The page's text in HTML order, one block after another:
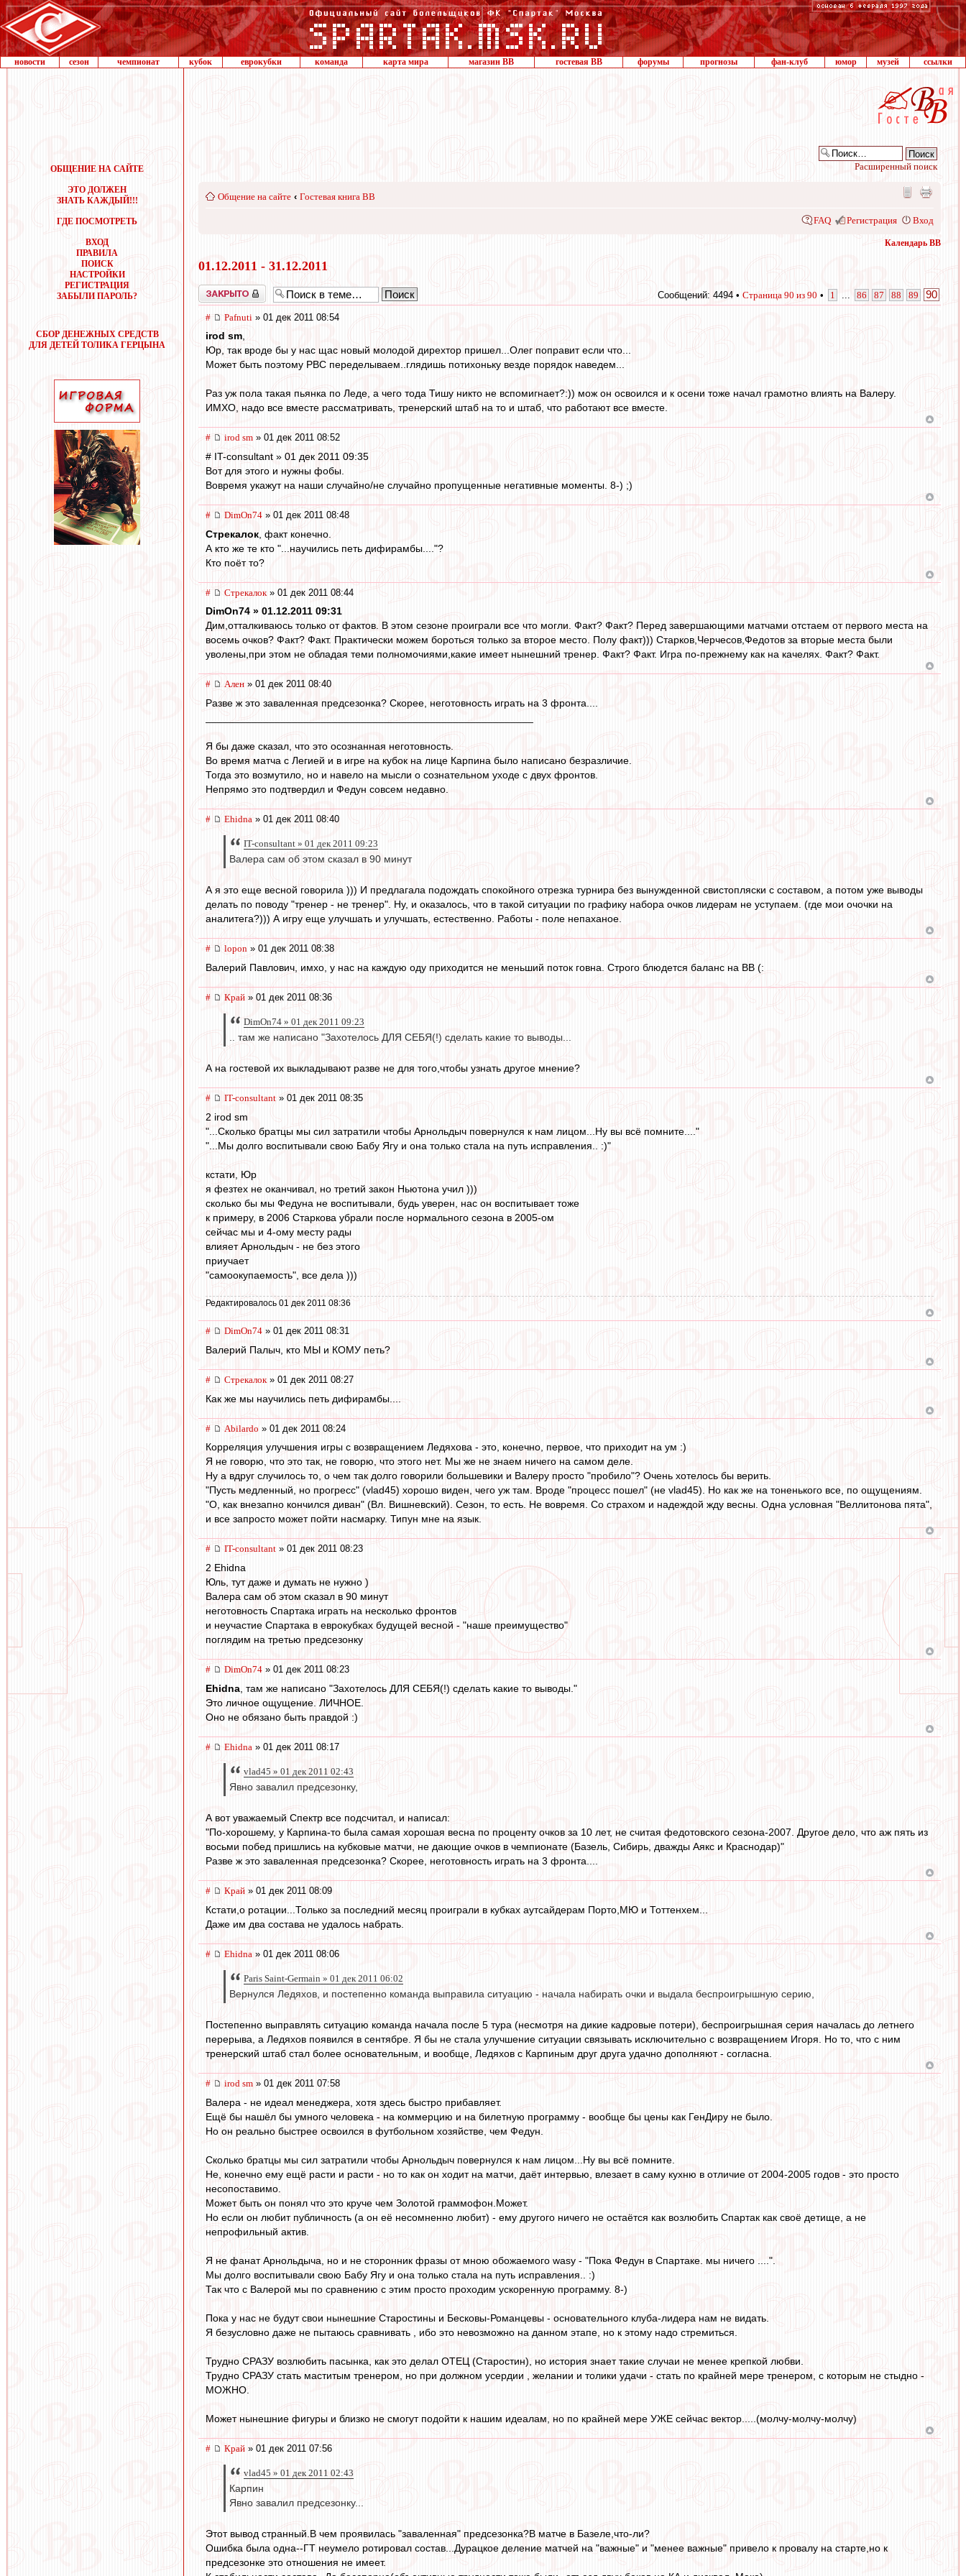
новости сезон чемпионат кубок еврокубки команда карта мира магазин ВВ гостевая ВВ форумы прогнозы фан-клуб юмор музей ссылки
ОБЩЕНИЕ НА САЙТЕ
ЭТО ДОЛЖЕН
ЗНАТЬ КАЖДЫЙ!!!
ГДЕ ПОСМОТРЕТЬ
ВХОД
ПРАВИЛА
ПОИСК
НАСТРОЙКИ
РЕГИСТРАЦИЯ
ЗАБЫЛИ ПАРОЛЬ?
СБОР ДЕНЕЖНЫХ СРЕДСТВ
ДЛЯ ДЕТЕЙ ТОЛИКА ГЕРЦЫНА
Расширенный поиск
Общение на сайте ‹ Гостевая книга ВВ
FAQ Регистрация Вход
Календарь ВВ
01.12.2011 - 31.12.2011
Закрыто Сообщений: 4494 • Страница 90 из 90 • 1 86 87 88 89 90
# Pafnuti » 01 дек 2011 08:54
irod sm,
Юр, так вроде бы у нас щас новый молодой дирехтор пришел...Олег поправит если что...
Может быть поэтому РВС переделываем..глядишь потихоньку везде порядок наведем...
Раз уж пола такая пьянка по Леде, а чего тода Тишу никто не вспомигнает?:)) мож он освоился и к осени тоже начал грамотно влиять на Валеру.
ИМХО, надо все вместе рассматривать, тренерский штаб на то и штаб, что работают все вместе.
# irod sm » 01 дек 2011 08:52
# IT-consultant » 01 дек 2011 09:35
Вот для этого и нужны фобы.
Вовремя укажут на наши случайно/не случайно пропущенные негативные моменты. 8-) ;)
# DimOn74 » 01 дек 2011 08:48
Стрекалок , факт конечно.
А кто же те кто "...научились петь дифирамбы...."?
Кто поёт то?
# Стрекалок » 01 дек 2011 08:44
DimOn74 » 01.12.2011 09:31
Дим,отталкиваюсь только от фактов. В этом сезоне проиграли все что могли. Факт? Факт? Перед завершающими матчами отстаем от первого места на
восемь очков? Факт? Факт. Практически можем бороться только за второе место. Полу факт))) Старков,Черчесов,Федотов за вторые места были
уволены,при этом не обладая теми полномочиями,какие имеет нынешний тренер. Факт? Факт. Игра по-прежнему как на качелях. Факт? Факт.
# Ален » 01 дек 2011 08:40
Разве ж это заваленная предсезонка? Скорее, неготовность играть на 3 фронта....
Я бы даже сказал, что это осознанная неготовность.
Во время матча с Легией и в игре на кубок на лице Карпина было написано безразличие.
Тогда это возмутило, но и навело на мысли о сознательном уходе с двух фронтов.
Непрямо это подтвердил и Федун совсем недавно.
# Ehidna » 01 дек 2011 08:40
IT-consultant » 01 дек 2011 09:23
Валера сам об этом сказал в 90 минут
А я это еще весной говорила ))) И предлагала подождать спокойного отрезка турнира без вынужденной свистопляски с составом, а потом уже выводы
делать по поводу "тренер - не тренер". Ну, и оказалось, что в такой ситуации по графику набора очков лидерам не уступаем. (где мои очочки на
аналитега?))) А игру еще улучшать и улучшать, естественно. Работы - поле непаханое.
# lopon » 01 дек 2011 08:38
Валерий Павлович, имхо, у нас на каждую оду приходится не меньший поток говна. Строго блюдется баланс на ВВ (:
# Край » 01 дек 2011 08:36
DimOn74 » 01 дек 2011 09:23
.. там же написано "Захотелось ДЛЯ СЕБЯ(!) сделать какие то выводы...
А на гостевой их выкладывают разве не для того,чтобы узнать другое мнение?
# IT-consultant » 01 дек 2011 08:35
2 irod sm
"...Сколько братцы мы сил затратили чтобы Арнольдыч повернулся к нам лицом...Ну вы всё помните...."
"...Мы долго воспитывали свою Бабу Ягу и она только стала на путь исправления.. :)"
кстати, Юр
я фезтех не оканчивал, но третий закон Ньютона учил )))
сколько бы мы Федуна не воспитывали, будь уверен, нас он воспитывает тоже
к примеру, в 2006 Старкова убрали после нормального сезона в 2005-ом
сейчас мы и 4-ому месту рады
влияет Арнольдыч - не без этого
приучает
"самоокупаемость", все дела )))
Редактировалось 01 дек 2011 08:36
# DimOn74 » 01 дек 2011 08:31
Валерий Палыч, кто МЫ и КОМУ петь?
# Стрекалок» 01 дек 2011 08:27
Как же мы научились петь дифирамбы....
# Abilardo » 01 дек 2011 08:24
Корреляция улучшения игры с возвращением Ледяхова - это, конечно, первое, что приходит на ум :)
Я не говорю, что это так, не говорю, что этого нет. Мы же не знаем ничего на самом деле.
Ну а вдруг случилось то, о чем так долго говорили большевики и Валеру просто "пробило"? Очень хотелось бы верить.
"Пусть медленный, но прогресс" (vlad45) хорошо виден, чего уж там. Вроде "процесс пошел" (не vlad45). Но как же на тоненького все, по ощущениям.
"О, как внезапно кончился диван" (Вл. Вишневский). Сезон, то есть. Не вовремя. Со страхом и надеждой жду весны. Одна условная "Веллитонова пята",
и все запросто может пойти насмарку. Типун мне на язык.
# IT-consultant » 01 дек 2011 08:23
2 Ehidna
Юль, тут даже и думать не нужно )
Валера сам об этом сказал в 90 минут
неготовность Спартака играть на несколько фронтов
и неучастие Спартака в еврокубках будущей весной - "наше преимущество"
поглядим на третью предсезонку
# DimOn74 » 01 дек 2011 08:23
Ehidna , там же написано "Захотелось ДЛЯ СЕБЯ(!) сделать какие то выводы."
Это личное ощущение. ЛИЧНОЕ.
Оно не обязано быть правдой :)
# Ehidna » 01 дек 2011 08:17
vlad45 » 01 дек 2011 02:43
Явно завалил предсезонку,
А вот уважаемый Спектр все подсчитал, и написал:
"По-хорошему, у Карпина-то была самая хорошая весна по проценту очков за 10 лет, не считая федотовского сезона-2007. Другое дело, что аж пять из
восьми побед пришлись на кубковые матчи, не дающие очков в чемпионате (Базель, Сибирь, дважды Аякс и Краснодар)"
Разве ж это заваленная предсезонка? Скорее, неготовность играть на 3 фронта....
# Край » 01 дек 2011 08:09
Кстати,о ротации...Только за последний месяц проиграли в кубках аутсайдерам Порто,МЮ и Тоттенхем...
Даже им два состава не удалось набрать.
# Ehidna » 01 дек 2011 08:06
Paris Saint-Germain » 01 дек 2011 06:02
Вернулся Ледяхов, и постепенно команда выправила ситуацию - начала набирать очки и выдала беспроигрышную серию,
Постепенно выправлять ситуацию команда начала после 5 тура (несмотря на дикие кадровые потери), беспроигрышная серия началась до летнего
перерыва, а Ледяхов появился в сентябре. Я бы не стала улучшение ситуации связывать исключительно с возвращением Игоря. Но то, что с ним
тренерский штаб стал более основательным, и вообще, Ледяхов с Карпиным друг друга удачно дополняют - согласна.
# irod sm » 01 дек 2011 07:58
Валера - не идеал менеджера, хотя здесь быстро прибавляет.
Ещё бы нашёл бы умного человека - на коммерцию и на билетную программу - вообще бы цены как ГенДиру не было.
Но он реально быстрее освоился в футбольном хозяйстве, чем Федун.
Сколько братцы мы сил затратили чтобы Арнольдыч повернулся к нам лицом...Ну вы всё помните.
Не, конечно ему ещё расти и расти - но то как он ходит на матчи, даёт интервью, влезает в саму кухню в отличие от 2004-2005 годов - это просто
несопоставимо.
Может быть он понял что это круче чем Золотой граммофон.Может.
Но если он любит публичность (а он её несомненно любит) - ему другого ничего не остаётся как возлюбить Спартак как своё детище, а не
непрофильный актив.
Я не фанат Арнольдыча, но и не сторонник фразы от мною обожаемого wasy - "Пока Федун в Спартаке. мы ничего ....".
Мы долго воспитывали свою Бабу Ягу и она только стала на путь исправления.. :)
Так что с Валерой мы по сравнению с этим просто проходим ускоренную программу. 8-)
Пока у нас не будут свои нынешние Старостины и Бесковы-Романцевы - основательного клуба-лидера нам не видать.
Я безусловно даже не пытаюсь сравнивать , ибо это невозможно на данном этапе, но к этому надо стремиться.
Трудно СРАЗУ возлюбить пасынка, как это делал ОТЕЦ (Старостин), но история знает такие случаи не менее крепкой любви.
Трудно СРАЗУ стать маститым тренером, но при должном усердии , желании и толики удачи - стать по крайней мере тренером, с которым не стыдно -
МОЖНО.
Может нынешние фигуры и близко не смогут подойти к нашим идеалам, но по крайней мере УЖЕ сейчас вектор.....(молчу-молчу-молчу)
# Край » 01 дек 2011 07:56
vlad45 » 01 дек 2011 02:43
Карпин
Явно завалил предсезонку...
Этот вывод странный.В чем проявилась "заваленная" предсезонка?В матче в Базеле,что-ли?
Ошибка была одна--ГТ неумело ротировал состав...Дурацкое деление матчей на "важные" и "менее важные" привело к провалу на старте,но к
предсезонке это отношения не имеет.